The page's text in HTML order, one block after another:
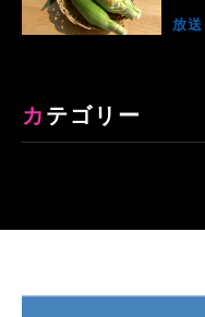
放
カテゴリー